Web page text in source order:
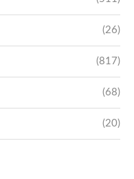
(26)
(817)
(68)
(20)